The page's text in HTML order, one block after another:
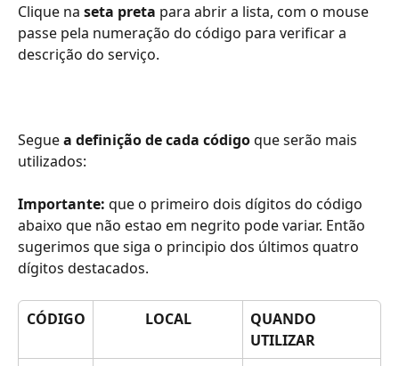
Clique na seta preta para abrir a lista, com o mouse
passe pela numeração do código para verificar a
descrição do serviço.
Segue a definição de cada código que serão mais
utilizados:
Importante: que o primeiro dois dígitos do código
abaixo que não estao em negrito pode variar. Então
sugerimos que siga o principio dos últimos quatro
dígitos destacados.​
CÓDIGO LOCAL
QUANDO
UTILIZAR